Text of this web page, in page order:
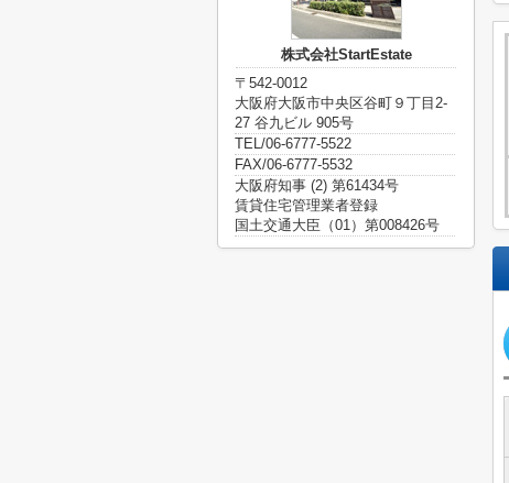
株式会社StartEstate
〒542-0012
大阪府大阪市中央区谷町９丁目2-
27 谷九ビル 905号
TEL/06-6777-5522
FAX/06-6777-5532
大阪府知事 (2) 第61434号
賃貸住宅管理業者登録
国土交通大臣（01）第008426号